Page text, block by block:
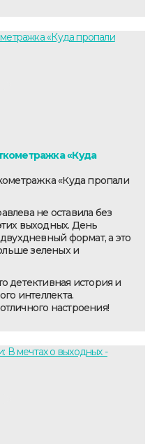
«Куда
«Куда пропали
не оставила без
выходных. День
формат, а это
зеленых и
детективная история и
интеллекта.
настроения!